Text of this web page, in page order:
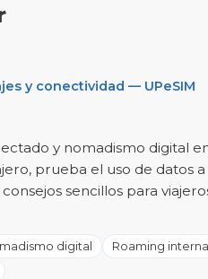
y conectividad — UPeSIM
y nomadismo digital
prueba el uso de datos
sencillos para
digital
Roaming